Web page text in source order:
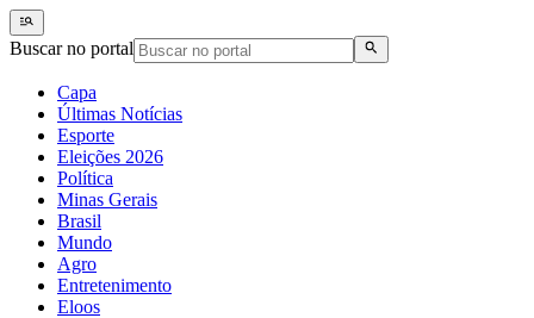
Buscar no portal
Capa
Últimas Notícias
Esporte
Eleições 2026
Política
Minas Gerais
Brasil
Mundo
Agro
Entretenimento
Eloos